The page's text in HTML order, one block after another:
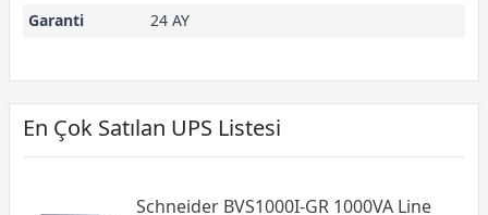
Garanti 24 AY
En Çok Satılan UPS Listesi
Schneider BVS1000I-GR 1000VA Line